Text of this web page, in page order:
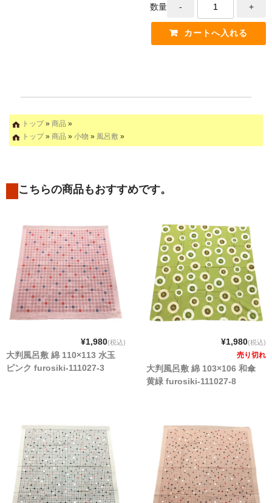
数量
トップ» 商品 »
トップ» 商品 » 小物 » 風呂敷 »
こちらの商品もおすすめです。
¥1,980(税込)
大判風呂敷 綿 110×113 水玉
ピンク furosiki-111027-3
¥1,980(税込)
売り切れ
大判風呂敷 綿 103×106 和傘
黄緑 furosiki-111027-8